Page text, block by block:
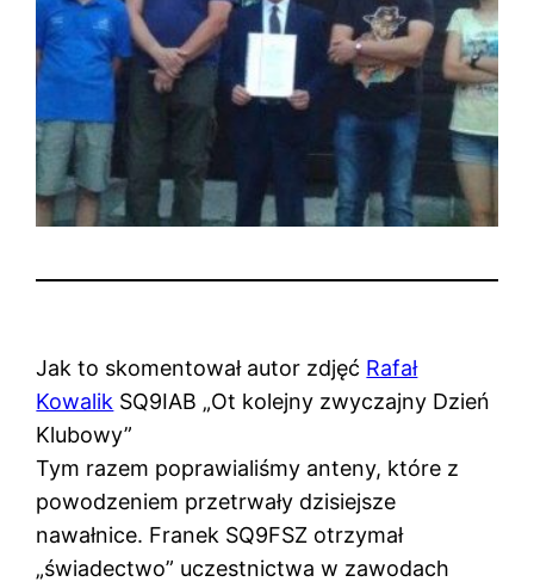
Jak to skomentował autor zdjęć Rafał
Kowalik SQ9IAB „Ot kolejny zwyczajny Dzień
Klubowy”
Tym razem poprawialiśmy anteny, które z
powodzeniem przetrwały dzisiejsze
nawałnice. Franek SQ9FSZ otrzymał
„świadectwo” uczestnictwa w zawodach